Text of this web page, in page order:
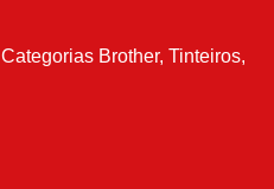
Categorias Brother, Tinteiros,